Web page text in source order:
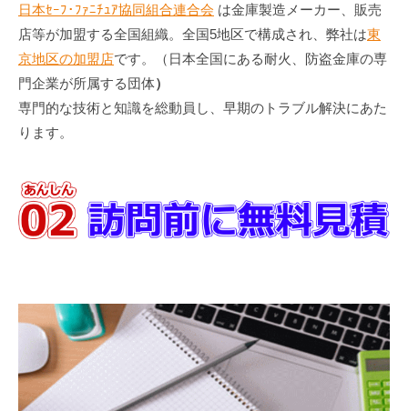
日本ｾｰﾌ･ﾌｧﾆﾁｭｱ協同組合連合会 は金庫製造メーカー、販売
店等が加盟する全国組織。全国5地区で構成され、弊社は東
京地区の加盟店です。（日本全国にある耐火、防盗金庫の専
門企業が所属する団体）
専門的な技術と知識を総動員し、早期のトラブル解決にあた
ります。